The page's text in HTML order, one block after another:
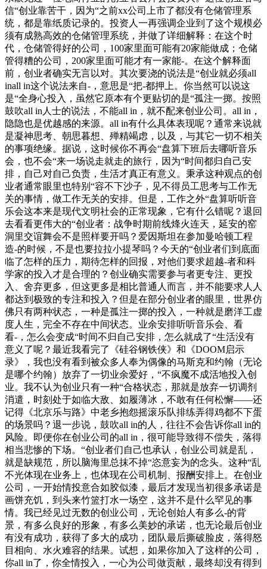
信“创业靠苦干，因为“之前xx公司上市了都没有仓储管理系
统，都是靠纸质记录的。投资人一再强调企业到了这个规模必
须有成熟高效的仓储管理系统，并做了详细解释：在这个时
代，仓储管得好的公司，100家里面可能有20家能做成；仓储
管得糟的公司，200家里面可能才有一家能-。在这个解释面
前，创业者确实无言以对。其次要浇的说法是“创业就必须all
inall in这个说法来自-，意思是“把-都押上。你当然可以说这
是“全身心投入，虽然它原本有个更贴切的是“孤注一掷。按照
鼓吹all in人士的说法，不能all in，就不配来创业公司。all in，
隐隐也是优越感的来源。all in有什么具体表现呢？通常来说就
是凝神思考、朝思暮想、殚精竭虑，以及，与其它一切不相关
的事项绝缘。据说，这时候你不再会“盘算下班后去哪听音乐
会，也不会“来一场说走就走的旅行，因为“时间都归自己安
排，自己对自己负责，生活才真正有意义。秉承这种观点的创
业者通常眼里也特别“容不下沙子，见不得员工思考与工作无
关的事情，做工作无关的安排。但是，工作之外“盘算听听音
乐会这本来是现代文明社会的正常现象，它有什么错呢？退回
去看看更伟大的“创业者：战争时期前线烽火连天，延安的窑
洞里交谊舞会不是照样要开吗？爱因斯坦在参加曼哈顿工程
造-的时候，不是也要拉拉小提琴吗？今天的“创业者们到底面
临了怎样的压力，期待怎样的回报，对他们要求超越-者和科
学家的投入才是合理的？创业确实需要参与者更专注、更投
入、舍弃更多，但这更多是相比普通人而言，并不能要求人人
都达到极致的专注和投入？但是在部分创业者的眼里，世界仿
佛只有两种状态，一种是孤注一掷的投入，一种就是磨洋工虚
度人生，完全不存在中间状态。业余安排听听音乐会、看
看-，怎么会变成“时间不归自己安排，怎么就成了“生活没有
意义了呢？最近我看完了《硅谷钢铁侠》和《DOOM启示
录》，我也没有看到被众多人奉为偶像的马斯克和约翰（无论
是哪个约翰）放弃了一切业余爱好，“不疯魔不成活地投入创
业。我不认为创业只有一种“合格状态，那就是放弃一切调剂
消遣，时刻处于如临大敌、如履薄冰，不敢有任何松懈——还
记得《北京乐与路》中老乡抱怨摇滚乐队排练弄得鸡都不下蛋
的场景吗？退一步说，鼓吹all in的人，往往不会告诉你all in的
风险。即便你在创业公司的all in，很可能导致得不偿失，落得
相当悲惨的下场。“创业者们自己也承认，创业公司就是乱，
就是缺规范，所以脑海里总抹不掉“恣意妄为的念头。这种“乱
不光体现在业务上，也体现在公司机制、报酬安排上。在创业
公司，一开始情投意合如胶似漆，最后才发现当初很多承诺是
画饼充饥，到头来竹篮打水一场空，这并不是什么罕见的事
情。我已经见过无数的创业公司，无论创始人有多么-的背
景，有多么良好的形象，有多么美妙的承诺，也无论最后创业
有没有成功，获得了多大的成功，团队最后撕破脸皮，落得怒
目相向、水火难容的结果。试想，如果你加入了这样的公司，
你all in了，你全情投入，一心为公司做贡献，最终却没有得到